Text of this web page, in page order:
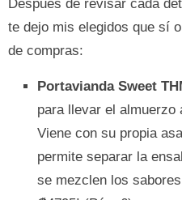
Después de revisar cada
te dejo mis elegidos que sí
de compras:
Portavianda Sweet
para llevar el almuerzo
Viene con su propia
permite separar la
se mezclen los